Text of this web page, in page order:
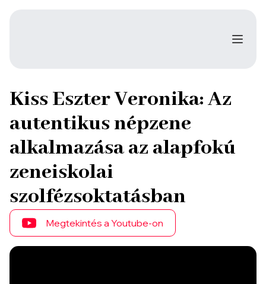
Kiss Eszter Veronika: Az
autentikus népzene
alkalmazása az alapfokú
zeneiskolai
szolfézsoktatásban
Megtekintés a Youtube-on